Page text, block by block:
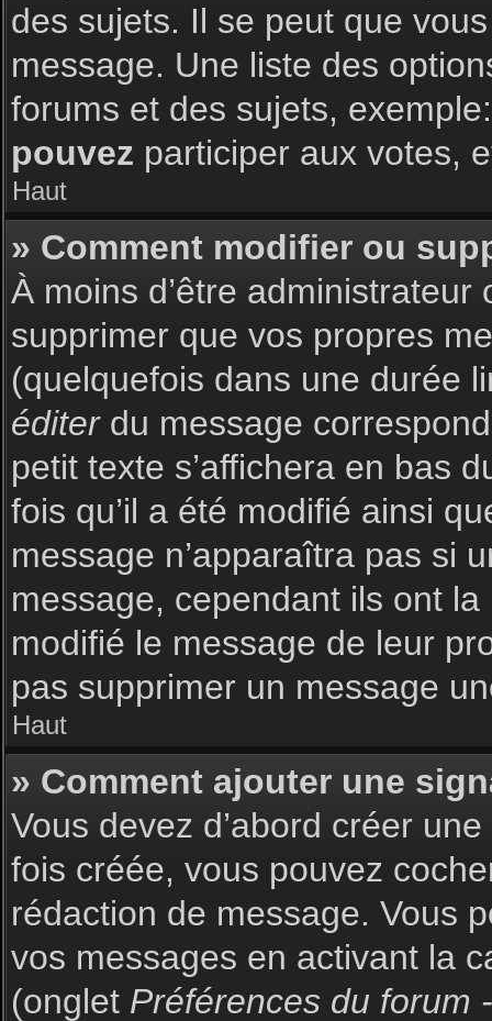
des sujets. Il se peut que
message. Une liste des
forums et des sujets,
pouvez participer aux votes,
Haut
» Comment modifier ou
À moins d’être
supprimer que vos propres
(quelquefois dans une durée
éditerdu message
petit texte s’affichera en bas
fois qu’il a été modifié ainsi
message n’apparaîtra pas si
message, cependant ils ont
modifié le message de leur
pas supprimer un message
Haut
» Comment ajouter une
Vous devez d’abord créer
fois créée, vous pouvez
rédaction de message. Vous
vos messages en activant la
(onglet Préférences du forum